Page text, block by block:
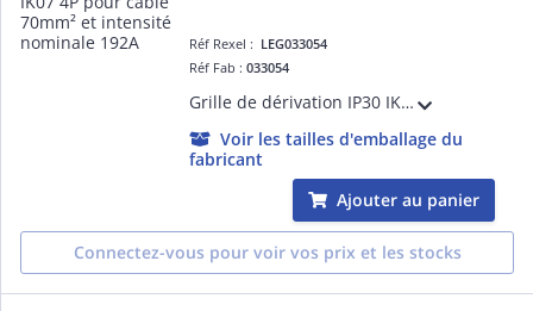
Réf Rexel : LEG033054
Réf Fab :033054
Grille de dérivation IP30 IK07 4P pour câble cuivre section 70mm² et intensité nominale 192A avec entrées défonçables pour tubes D=9mm et D=21mm - 4 connexions par pôle - équipée de 4 ou 5 plots de dérivation montés sur barrettes isolées
Voir les tailles d'emballage du
fabricant
Ajouter au panier
Connectez-vous pour voir vos prix et les stocks